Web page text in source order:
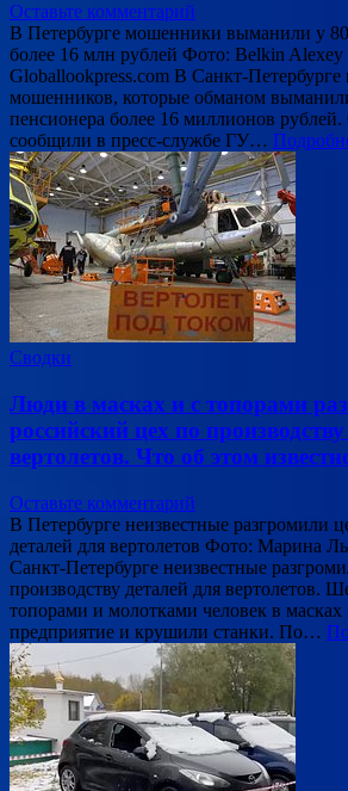
Оставьте комментарий
В Петербурге мошенники выманили у
более 16 млн рублей Фото: Belkin Alexey
Globallookpress.com В Санкт-Петербурге
мошенников, которые обманом
пенсионера более 16 миллионов
сообщили в пресс-службе ГУ…
Сводки
Люди в масках и с топорами
российский цех по
вертолетов. Что об этом
Оставьте комментарий
В Петербурге неизвестные разгромили
деталей для вертолетов Фото: Марина
Санкт-Петербурге неизвестные
производству деталей для вертолетов.
топорами и молотками человек в масках
предприятие и крушили станки. По…